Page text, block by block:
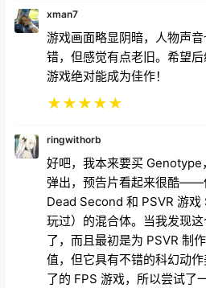
xman7
游戏画面略显阴暗，人物声
错，但感觉有点老旧。希望
游戏绝对能成为佳作！
★★★★★
ringwithorb
好吧，我本来要买 Genotype
弹出，预告片看起来很酷——
Dead Second 和 PSVR 游
玩过）的混合体。当我发现
了，而且最初是为 PSVR 制
值，但它具有不错的科幻动
了的 FPS 游戏，所以尝试了